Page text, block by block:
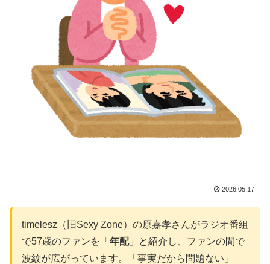
2026.05.17
timelesz（旧Sexy Zone）の原嘉孝さんがラジオ番組
で57歳のファンを「 年配」と紹介し、ファンの間で
波紋が広がっています。「事実だから問題ない」